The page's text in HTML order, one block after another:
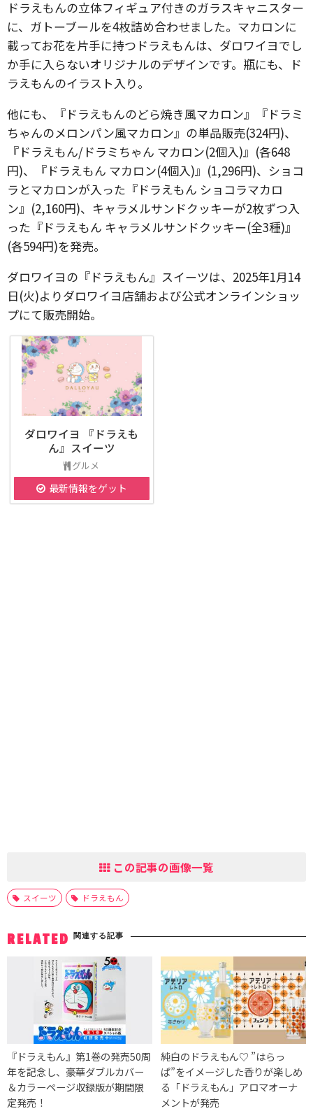
ドラえもんの立体フィギュア付きのガラスキャニスター
に、ガトーブールを4枚詰め合わせました。マカロンに
載ってお花を片手に持つドラえもんは、ダロワイヨでし
か手に入らないオリジナルのデザインです。瓶にも、ド
ラえもんのイラスト入り。
他にも、『ドラえもんのどら焼き風マカロン』『ドラミ
ちゃんのメロンパン風マカロン』の単品販売(324円)、
『ドラえもん/ドラミちゃん マカロン(2個入)』(各648
円)、『ドラえもん マカロン(4個入)』(1,296円)、ショコ
ラとマカロンが入った『ドラえもん ショコラマカロ
ン』(2,160円)、キャラメルサンドクッキーが2枚ずつ入
った『ドラえもん キャラメルサンドクッキー(全3種)』
(各594円)を発売。
ダロワイヨの『ドラえもん』スイーツは、2025年1月14
日(火)よりダロワイヨ店舗および公式オンラインショッ
プにて販売開始。
ダロワイヨ 『ドラえも
ん』スイーツ
グルメ
最新情報をゲット
この記事の画像一覧
スイーツ ドラえもん
RELATED 関連する記事
『ドラえもん』第1巻の発売50周
年を記念し、豪華ダブルカバー
＆カラーページ収録版が期間限
定発売！
純白のドラえもん♡ ”はらっ
ぱ”をイメージした香りが楽しめ
る「ドラえもん」アロマオーナ
メントが発売